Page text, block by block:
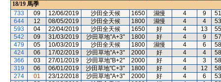
18/19 馬季
733
09 12/06/2019 沙田全天候 1650 濕慢 4 9
51
644
12 08/05/2019 沙田全天候 1800 濕慢 4 4
53
593
04 22/04/2019 沙田全天候 1650 好 4 13
55
542
09 31/03/2019 沙田草地"A+3" 1800 好 4 9
57
479
05 10/03/2019 沙田全天候 1800 濕慢 4 6
58
424
06 17/02/2019 沙田草地"A+3" 2000 好 4 4
58
366
03 27/01/2019 沙田草地"B+2" 2000 好 4 3
58
319
06 06/01/2019 沙田草地"C+3" 1800 好 4 12
58
274
01 23/12/2018 沙田草地"A+3" 2000 好 4 6
53